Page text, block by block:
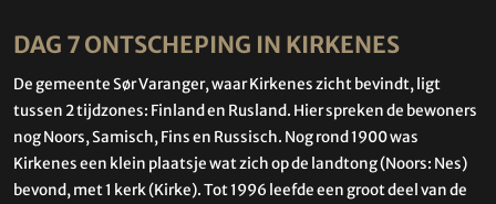
DAG 7 ONTSCHEPING IN KIRKENES
De gemeente Sør Varanger, waar Kirkenes zicht bevindt, ligt
tussen 2 tijdzones: Finland en Rusland. Hier spreken de bewoners
nog Noors, Samisch, Fins en Russisch. Nog rond 1900 was
Kirkenes een klein plaatsje wat zich op de landtong (Noors: Nes)
bevond, met 1 kerk (Kirke). Tot 1996 leefde een groot deel van de